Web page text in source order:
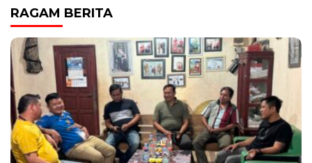
RAGAM BERITA